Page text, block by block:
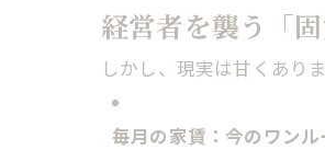
経営者を襲う「
しかし、現実は甘くあり
毎月の家賃：今のワン